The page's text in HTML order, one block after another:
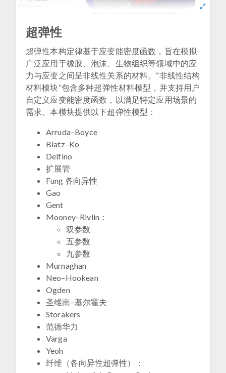
超弹性
超弹性本构定律基于应变能密度函数，旨在模拟
广泛应用于橡胶、泡沫、生物组织等领域中的应
力与应变之间呈非线性关系的材料。“非线性结构
材料模块”包含多种超弹性材料模型，并支持用户
自定义应变能密度函数，以满足特定应用场景的
需求。本模块提供以下超弹性模型：
Arruda–Boyce
Blatz–Ko
Delfino
扩展管
Fung 各向异性
Gao
Gent
Mooney–Rivlin：
双参数
五参数
九参数
Murnaghan
Neo–Hookean
Ogden
圣维南–基尔霍夫
Storakers
范德华力
Varga
Yeoh
​纤维（各向异性超弹性）​：